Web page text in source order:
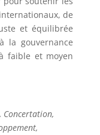
de
et équilibrée
la gouvernance
faible et moyen
Concertation,